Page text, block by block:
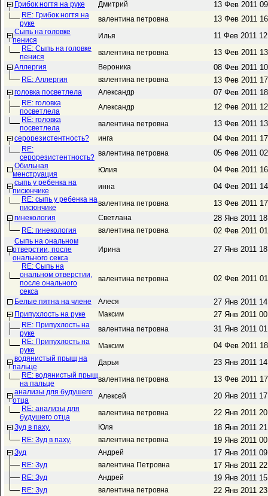
Грибок ногтя на руке Дмитрий 13 Фев 2011
RE: Грибок ногтя на
руке
валентина петровна 13 Фев 2011
Сыпь на головке
пенися
Илья 11 Фев 2011
RE: Сыпь на головке
пенися
валентина петровна 13 Фев 2011
Аллергия Вероника 08 Фев 2011
RE: Аллергия валентина петровна 13 Фев 2011
головка посветлела Александр 07 Фев 2011
RE: головка
посветлела
Александр 12 Фев 2011
RE: головка
посветлела
валентина петровна 13 Фев 2011
серорезистентность? инга 04 Фев 2011
RE:
серорезистентность? валентина петровна 05 Фев 2011
Обильная
менструация
Юлия 04 Фев 2011
сыпь у ребенка на
писюнчике
инна 04 Фев 2011
RE: сыпь у ребенка на
писюнчике
валентина петровна 13 Фев 2011
гинекология Светлана 28 Янв 2011
RE: гинекология валентина петровна 02 Фев 2011
Сыпь на ональном
отверстии, после
онального секса
Ирина 27 Янв 2011
RE: Сыпь на
ональном отверстии,
после онального
секса
валентина петровна 02 Фев 2011
Белые пятна на члене Алеся 27 Янв 2011
Припухлость на руке Максим 27 Янв 2011
RE: Припухлость на
руке
валентина петровна 31 Янв 2011
RE: Припухлость на
руке
Максим 04 Фев 2011
водянистый прыщ на
пальце
Дарья 23 Янв 2011
RE: водянистый прыщ
на пальце
валентина петровна 13 Фев 2011
анализы для будушего
отца
Алексей 20 Янв 2011
RE: анализы для
будушего отца
валентина петровна 22 Янв 2011
Зуд в паху. Юля 18 Янв 2011
RE: Зуд в паху. валентина петровна 19 Янв 2011
Зуд Андрей 17 Янв 2011
RE: Зуд валентина Петровна 17 Янв 2011
RE: Зуд Андрей 19 Янв 2011
RE: Зуд валентина петровна 22 Янв 2011